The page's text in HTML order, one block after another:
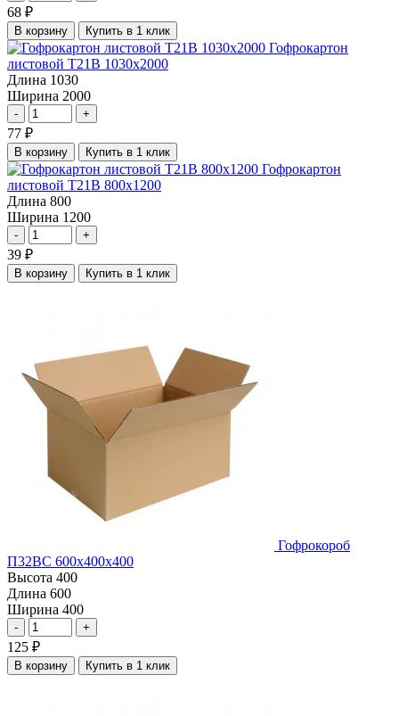
68 ₽
В корзину Купить в 1 клик
Гофрокартон
листовой Т21В 1030х2000
Длина 1030
Ширина 2000
- +
77 ₽
В корзину Купить в 1 клик
Гофрокартон
листовой Т21В 800х1200
Длина 800
Ширина 1200
- +
39 ₽
В корзину Купить в 1 клик
Гофрокороб
П32ВС 600х400х400
Высота 400
Длина 600
Ширина 400
- +
125 ₽
В корзину Купить в 1 клик